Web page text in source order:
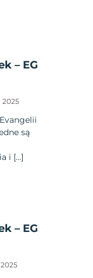
– EG
2025
są
i […]
– EG